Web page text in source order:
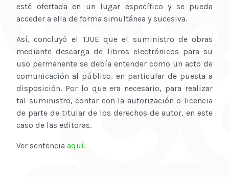
esté ofertada en un lugar específico y se pueda
acceder a ella de forma simultánea y sucesiva.
Así, concluyó el TJUE que el suministro de obras
mediante descarga de libros electrónicos para su
uso permanente se debía entender como un acto de
comunicación al público, en particular de puesta a
disposición. Por lo que era necesario, para realizar
tal suministro, contar con la autorización o licencia
de parte de titular de los derechos de autor, en este
caso de las editoras.
Ver sentencia aquí.